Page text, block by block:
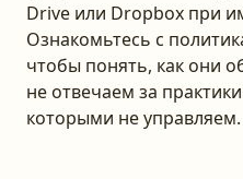
Drive или Dropbox при
Ознакомьтесь с
чтобы понять, как они
не отвечаем за
которыми не управляем.